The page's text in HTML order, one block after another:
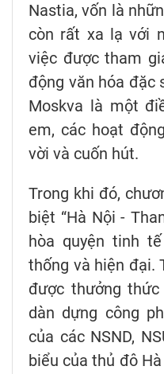
Nastia, vốn là
còn rất xa lạ với
việc được tham
động văn hóa đặc
Moskva là một
em, các hoạt
vời và cuốn hút.
Trong khi đó,
biệt “Hà Nội -
hòa quyện tinh
thống và hiện đại.
được thưởng
dàn dựng công
của các NSND,
biểu của thủ đô